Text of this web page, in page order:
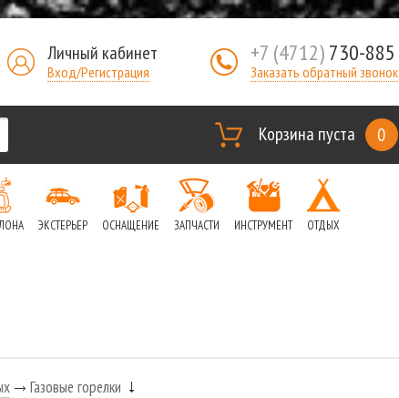
Личный кабинет
Вход/Регистрация
+7 (4712)730-885
Заказать обратный звонок
Корзина пуста 0
ЭКСТЕРЬЕР ОСНАЩЕНИЕ ЗАПЧАСТИ ИНСТРУМЕНТ ОТДЫХ
Газовые горелки